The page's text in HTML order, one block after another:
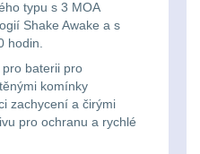
typu s 3 MOA
Shake Awake a s
hodin.
baterii pro
komínky
zachycení a čirými
pro ochranu a rychlé